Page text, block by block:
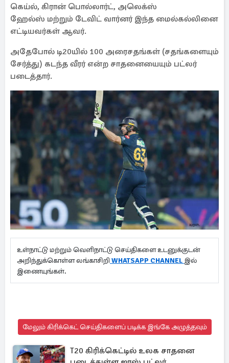
கெய்ல், கிரான் பொல்லார்ட், அலெக்ஸ்
ஹேல்ஸ் மற்றும் டேவிட் வார்னர் இந்த மைல்கல்லினை
எட்டியவர்கள் ஆவர்.
அதேபோல் டி20யில் 100 அரைசதங்கள் (சதங்களையும்
சேர்த்து) கடந்த வீரர் என்ற சாதனையையும் பட்லர்
படைத்தார்.
உள்நாட்டு மற்றும் வெளிநாட்டு செய்திகளை உடனுக்குடன்
அறிந்துக்கொள்ள லங்காசிறி WHATSAPP CHANNEL இல்
இணையுங்கள்.
மேலும் கிரிக்கெட் செய்திகளைப் படிக்க இங்கே அழுத்தவும்
T20 கிரிக்கெட்டில் உலக சாதனை